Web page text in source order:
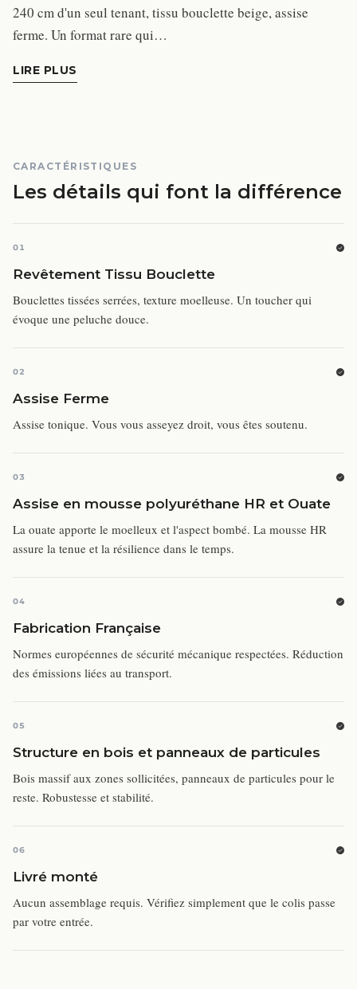
240 cm d'un seul tenant, tissu bouclette beige, assise
ferme. Un format rare qui…
LIRE PLUS
CARACTÉRISTIQUES
Les détails qui font la différence
01
Revêtement Tissu Bouclette
Bouclettes tissées serrées, texture moelleuse. Un toucher qui
évoque une peluche douce.
02
Assise Ferme
Assise tonique. Vous vous asseyez droit, vous êtes soutenu.
03
Assise en mousse polyuréthane HR et Ouate
La ouate apporte le moelleux et l'aspect bombé. La mousse HR
assure la tenue et la résilience dans le temps.
04
Fabrication Française
Normes européennes de sécurité mécanique respectées. Réduction
des émissions liées au transport.
05
Structure en bois et panneaux de particules
Bois massif aux zones sollicitées, panneaux de particules pour le
reste. Robustesse et stabilité.
06
Livré monté
Aucun assemblage requis. Vérifiez simplement que le colis passe
par votre entrée.